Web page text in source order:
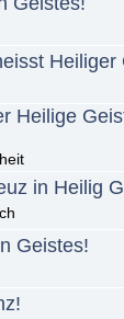
Heiliger
Heilige
in Heilig
Geistes!